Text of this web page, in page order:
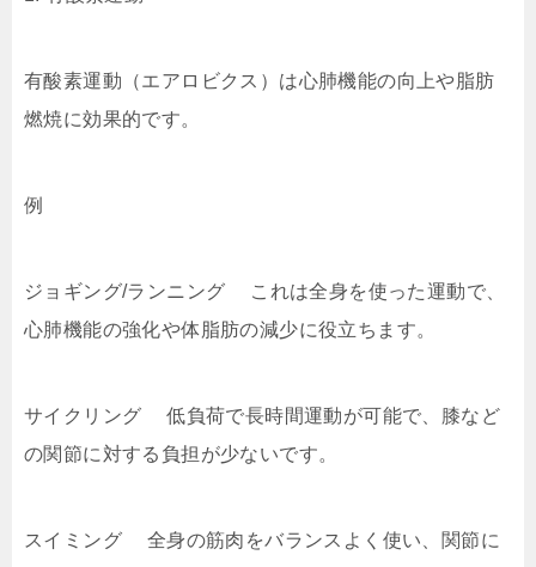
有酸素運動（エアロビクス）は心肺機能の向上や脂肪
燃焼に効果的です。
例
ジョギング/ランニング これは全身を使った運動で、
心肺機能の強化や体脂肪の減少に役立ちます。
サイクリング 低負荷で長時間運動が可能で、膝など
の関節に対する負担が少ないです。
スイミング 全身の筋肉をバランスよく使い、関節に